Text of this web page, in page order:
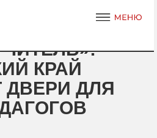
КРАЙ
ДВЕРИ ДЛЯ